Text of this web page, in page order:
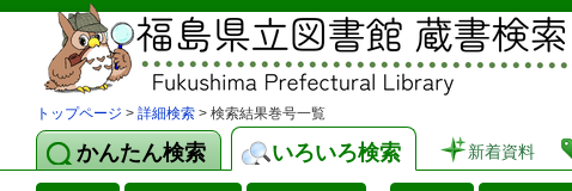
トップページ > 詳細検索 > 検索結果巻号一覧
かんたん検索 いろいろ検索 新着資料